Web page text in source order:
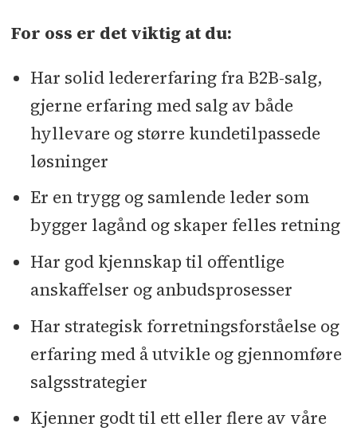
For oss er det viktig at du:
Har solid ledererfaring fra B2B-salg,
gjerne erfaring med salg av både
hyllevare og større kundetilpassede
løsninger
Er en trygg og samlende leder som
bygger lagånd og skaper felles retning
Har god kjennskap til offentlige
anskaffelser og anbudsprosesser
Har strategisk forretningsforståelse og
erfaring med å utvikle og gjennomføre
salgsstrategier
Kjenner godt til ett eller flere av våre